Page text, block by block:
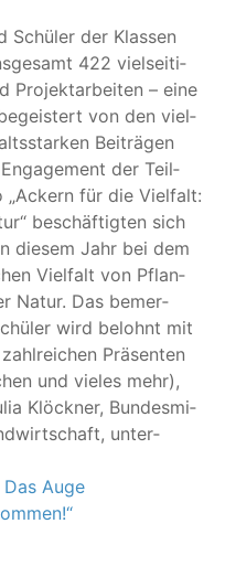
Schü­ler der Klas­sen
422 viel­sei­ti­
Pro­jekt­ar­bei­ten – eine
von den viel­
Bei­trä­gen
der Teil­
„Ackern für die Viel­falt:
beschäf­tig­ten sich
die­sem Jahr bei dem
Viel­falt von Pflan­
Natur. Das bemer­
wird belohnt mit
Prä­sen­ten
und vie­les mehr),
Klöck­ner, Bun­des­mi­
unter­
Auge